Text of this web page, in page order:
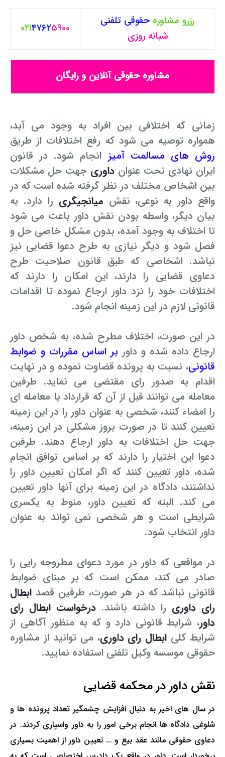
رزرو مشاوره حقوقی تلفنی
شبانه روزی
۰۲۱۴۷۶۲۵۹۰۰
مشاوره حقوقی آنلاین و رایگان
زمانی که اختلافی بین افراد به وجود می آبد،
همواره توصیه می شود که رفع اختلافات از طریق
روش های مسالمت آمیز انجام شود. در قانون
ایران نهادی تحت عنوان داوری جهت حل مشکلات
بین اشخاص مختلف در نظر گرفته شده است که در
واقع داور به نوعی، نقش میانجیگری را دارد. به
بیان دیگر، واسطه بودن نقش داور باعث می شود
تا اختلاف به وجود آمده، بدون مشکل خاصی حل و
فصل شود و دیگر نیازی به طرح دعوا قضایی نیز
نباشد. اشخاصی که طبق قانون صلاحیت طرح
دعاوی قضایی را دارند، این امکان را دارند که
اختلافات خود را نزد داور ارجاع نموده تا اقدامات
قانونی لازم در این زمینه انجام شود.
در این صورت، اختلاف مطرح شده، به شخص داور
ارجاع داده شده و داور بر اساس مقررات و ضوابط
قانونی، نسبت به پرونده قضاوت نموده و در نهایت
اقدام به صدور رای مقتضی می نماید. طرفین
معامله می توانند قبل از آن که قرارداد یا معامله ای
را امضاء کنند، شخصی به عنوان داور را در این زمینه
تعیین کنند تا در صورت بروز مشکلی در این زمینه،
جهت حل اختلافات به داور ارجاع دهند. طرفبن
دعوا این اختیار را دارند که بر اساس توافق انجام
شده، داور تعیین کنند که اگر امکان تعیین داور را
نداشتند، دادگاه در این زمینه برای آنها داور تعیین
می کند. البته که تعیین داور، منوط به یکسری
شرایطی است و هر شخصی نمی تواند به عنوان
داور انتخاب شود.
در مواقعی که داور در مورد دعوای مطروحه رایی را
صادر می کند، ممکن است که بر مبنای ضوابط
قانونی نباشد که در هر صورت، طرفین قصد ابطال
رای داوری را داشته باشند.درخواست ابطال رای
داور، شرایط قانونی دارد و که به منظور آگاهی از
شرایط کلی ابطال رای داوری، می توانید از مشاوره
حقوقی موسسه وکیل تلفنی استفاده نمایید.
نقش داور در محکمه قضایی
در سال های اخیر به دنبالافزایش چشمگیر تعداد پرونده ها و
شلوغی دادگاه ها انجام برخی امور را به داور واسپاری کردند. در
دعاوی حقوقی مانند عقد بیع و ... تعیین داور از اهمیت بسیاری